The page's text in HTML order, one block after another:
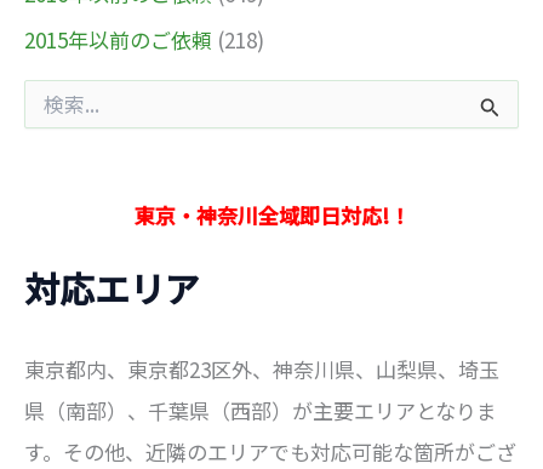
2015年以前のご依頼 (218)
索
東京・神奈川全域即日対応!！
対応エリア
東京都内、東京都23区外、神奈川県、山梨県、埼玉
県（南部）、千葉県（西部）が主要エリアとなりま
す。その他、近隣のエリアでも対応可能な箇所がござ